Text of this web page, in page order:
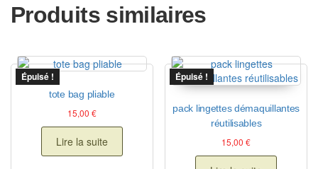
Produits similaires
Épuisé !
tote bag pliable
15,00 €
Lire la suite
Épuisé !
pack lingettes démaquillantes
réutilisables
15,00€